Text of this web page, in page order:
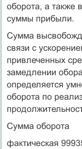
оборота, а также
суммы прибыли.
Сумма
связи с
привлеченных
замедлении
определя­ется
оборота по
Сумма оборота
фактическая